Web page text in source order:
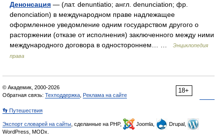
Денонсация — (лат. denuntiatio; англ. denunciation; фр.
denonciation) в международном праве надлежащее
оформленное уведомление одним государством другого о
расторжении (отказе от исполнения) заключенного между ними
международного договора в одностороннем… …
Энциклопедия
права
18+
© Академик, 2000-2026
Обратная связь: Техподдержка Реклама на сайте
👣 Путешествия
Экспорт словарей на сайты , сделанные на PHP, Joomla,
Drupal,
WordPress, MODx.